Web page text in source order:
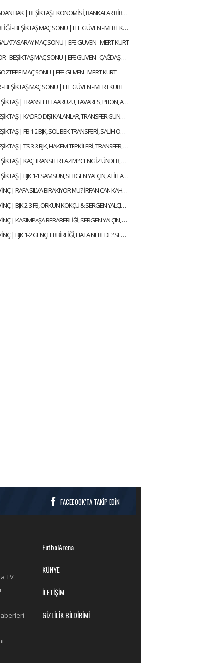
BİR DE BURADAN BAK | BEŞİKTAŞ EKONOMİSİ, BANKALAR BİRLİĞİ, DEVRE ARASI TRANSFERLERİ | GÖKHAN TİRYAKİ
GENÇLERBİRLİĞİ - BEŞİKTAŞ MAÇ SONU | EFE GÜVEN - MERT KURT
MAÇ SONU | EFE GÜVEN - MERT KURT
KOCAELİSPOR - BEŞİKTAŞ MAÇ SONU | EFE GÜVEN - ÇAĞDAŞ SEVİNÇ
MAÇ SONU | EFE GÜVEN - MERT KURT
- BEŞİKTAŞ MAÇ SONU | EFE GÜVEN - MERT KURT
GÜNDEM BEŞİKTAŞ | TRANSFER TAARUZU, TAVARES, PITON, AGBADOU, JORGENSEN, STROEYKENS | ÇAĞDAŞ SEVİNÇ
GÜNDEM BEŞİKTAŞ | KADRO DIŞI KALANLAR, TRANSFER GÜNDEMİ, AYRILACAK FUTBOLCULAR | ÇAĞDAŞ SEVİNÇ
GÜNDEM BEŞİKTAŞ | FB 1-2 BJK, SOL BEK TRANSFERİ, SALİH ÖZCAN, RASKIN, MERT GÜNOK | ÇAĞDAŞ SEVİNÇ
GÜNDEM BEŞİKTAŞ | TS 3-3 BJK, HAKEM TEPKİLERİ, TRANSFER, HADJAM, AGBADOU, RASKIN | ÇAĞDAŞ SEVİNÇ
GÜNDEM BEŞİKTAŞ | KAÇ TRANSFER LAZIM? CENGİZ ÜNDER, RAFA SILVA GELİŞMESİ, ABOUBAKAR | ÇAĞDAŞ SEVİNÇ
GÜNDEM BEŞİKTAŞ | BJK 1-1 SAMSUN, SERGEN YALÇIN, ATİLLA KARAOĞLAN, İLK 11 TERCİHLERİ | ÇAĞDAŞ SEVİNÇ
ÇAĞDAŞ SEVİNÇ | RAFA SILVA BIRAKIYOR MU? İRFAN CAN KAHVECİ TRANSFERİ, ERSİN, NECİP | GÜNDEM BEŞİKTAŞ
ÇAĞDAŞ SEVİNÇ | BJK 2-3 FB, ORKUN KÖKÇÜ & SERGEN YALÇIN, BJK YARIŞTAN KOPTU MU? | GÜNDEM BEŞİKTAŞ
ÇAĞDAŞ SEVİNÇ | KASIMPAŞA BERABERLİĞİ, SERGEN YALÇIN, RAFA SILVA, MERT GÜNOK | GÜNDEM BEŞİKTAŞ
ÇAĞDAŞ SEVİNÇ | BJK 1-2 GENÇLERBİRLİĞİ, HATA NEREDE? SERGEN YALÇIN, YENİ KAPTANLAR | GÜNDEM BEŞİKTAŞ
FACEBOOK’TA TAKİP EDİN
TV
FutbolArena
KÜNYE
İLETİŞİM
GİZLİLİK BİLDİRİMİ